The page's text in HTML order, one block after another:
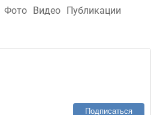
Фото Видео Публикации
Подписаться